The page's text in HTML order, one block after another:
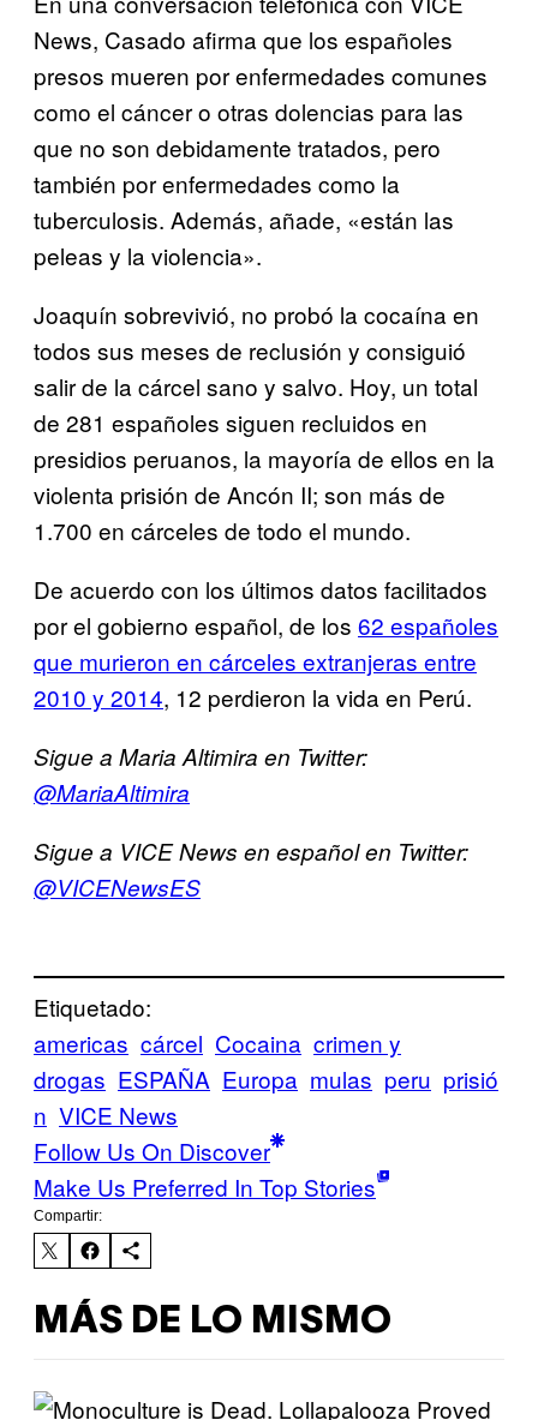
News, Casado afirma que los españoles
presos mueren por enfermedades comunes
como el cáncer o otras dolencias para las
que no son debidamente tratados, pero
también por enfermedades como la
tuberculosis. Además, añade, «están las
peleas y la violencia».
Joaquín sobrevivió, no probó la cocaína en
todos sus meses de reclusión y consiguió
salir de la cárcel sano y salvo. Hoy, un total
de 281 españoles siguen recluidos en
presidios peruanos, la mayoría de ellos en la
violenta prisión de Ancón II; son más de
1.700 en cárceles de todo el mundo.
De acuerdo con los últimos datos facilitados
por el gobierno español, de los 62 españoles
que murieron en cárceles extranjeras entre
2010 y 2014, 12 perdieron la vida en Perú.
Sigue a Maria Altimira en Twitter:
@MariaAltimira
Sigue a VICE News en español en Twitter:
@VICENewsES
Etiquetado:
americas cárcel Cocaina crimen y
drogas ESPAÑA Europa mulas peru prisió
n VICE News
Follow Us On Discover
Make Us Preferred In Top Stories
Compartir:
MÁS DE LO MISMO